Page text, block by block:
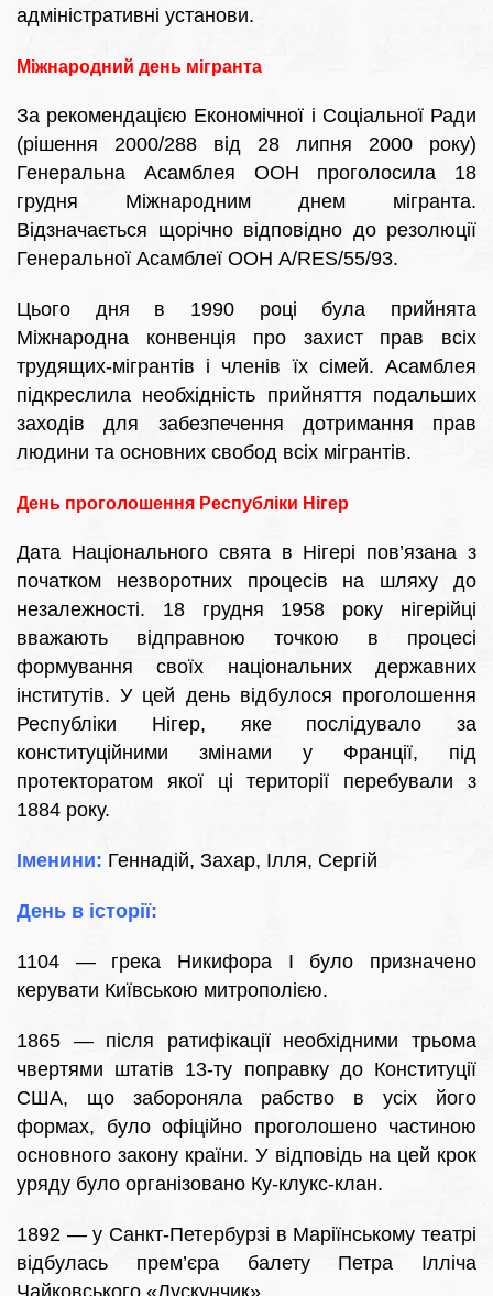
адміністративні установи.
Міжнародний день мігранта
За рекомендацією Економічної і Соціальної Ради
(рішення 2000/288 від 28 липня 2000 року)
Генеральна Асамблея ООН проголосила 18
грудня Міжнародним днем мігранта.
Відзначається щорічно відповідно до резолюції
Генеральної Асамблеї ООН A/RES/55/93.
Цього дня в 1990 році була прийнята
Міжнародна конвенція про захист прав всіх
трудящих-мігрантів і членів їх сімей. Асамблея
підкреслила необхідність прийняття подальших
заходів для забезпечення дотримання прав
людини та основних свобод всіх мігрантів.
День проголошення Республіки Нігер
Дата Національного свята в Нігері пов’язана з
початком незворотних процесів на шляху до
незалежності. 18 грудня 1958 року нігерійці
вважають відправною точкою в процесі
формування своїх національних державних
інститутів. У цей день відбулося проголошення
Республіки Нігер, яке послідувало за
конституційними змінами у Франції, під
протекторатом якої ці території перебували з
1884 року.
Іменини: Геннадій, Захар, Ілля, Сергій
День в історії:
1104 — грека Никифора І було призначено
керувати Київською митрополією.
1865 — після ратифікації необхідними трьома
чвертями штатів 13-ту поправку до Конституції
США, що забороняла рабство в усіх його
формах, було офіційно проголошено частиною
основного закону країни. У відповідь на цей крок
уряду було організовано Ку-клукс-клан.
1892 — у Санкт-Петербурзі в Маріїнському театрі
відбулась прем’єра балету Петра Ілліча